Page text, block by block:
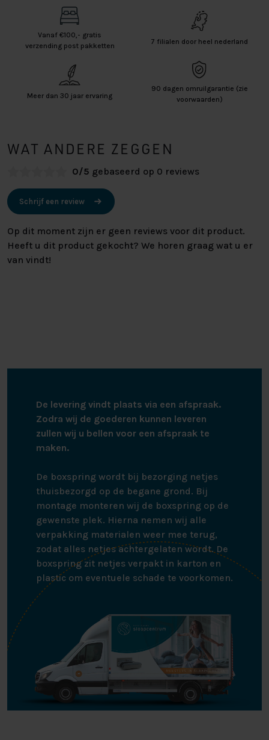
Vanaf €100,- gratis
verzending post pakketten
7 filialen door heel nederland
Meer dan 30 jaar ervaring
90 dagen omruilgarantie (zie
voorwaarden)
WAT ANDERE ZEGGEN
0/5 gebaseerd op 0 reviews
Schrijf een review
Op dit moment zijn er geen reviews voor dit product.
Heeft u dit product gekocht? We horen graag wat u er
van vindt!
De levering vindt plaats via een afspraak.
Zodra wij de goederen kunnen leveren
zullen wij u bellen voor een afspraak te
maken.
De boxspring wordt bij bezorging netjes
thuisbezorgd op de begane grond. Bij
montage monteren wij de boxspring op de
gewenste plek. Hierna nemen wij alle
verpakking materialen weer mee terug,
zodat alles netjes achtergelaten wordt. De
boxspring zit netjes verpakt in karton en
plastic om eventuele schade te voorkomen.